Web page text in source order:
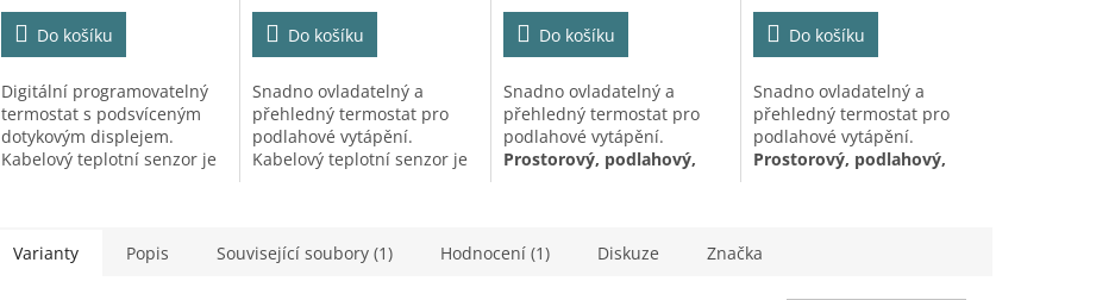
5,0
5
hvězdiček.
Do košíku
Digitální programovatelný
termostat s podsvíceným
dotykovým displejem.
Kabelový teplotní senzor je
5,0
5
hvězdiček.
Do košíku
Snadno ovladatelný a
přehledný termostat pro
podlahové vytápění.
Kabelový teplotní senzor je
5,0
5
hvězdiček.
Do košíku
Snadno ovladatelný a
přehledný termostat pro
podlahové vytápění.
Prostorový, podlahový,
5,0
5
hvězdiček.
Do košíku
Snadno ovladatelný a
přehledný termostat pro
podlahové vytápění.
Prostorový, podlahový,
Varianty Popis Související soubory (1) Hodnocení (1) Diskuze Značka